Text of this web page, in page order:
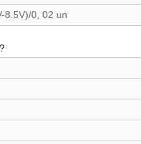
8.5V)/0, 02 un